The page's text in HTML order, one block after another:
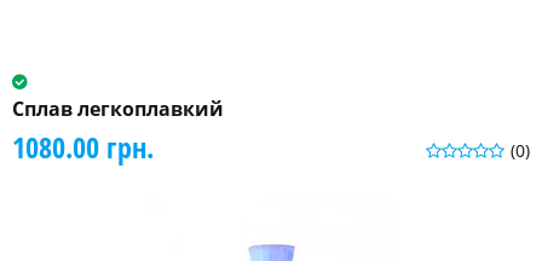
Сплав легкоплавкий
(0)
1080.00 грн.